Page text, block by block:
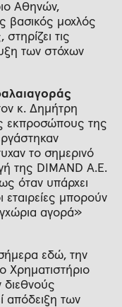
Αθηνών,
βασικός μοχλός
τις
των στόχων
κ. Δημήτρη
εκπροσώπους της
το σημερινό
της DIMAND A.E.
όταν υπάρχει
εταιρείες μπορούν
αγορά»
εδώ, την
Χρηματιστήριο
διεθνούς
απόδειξη των